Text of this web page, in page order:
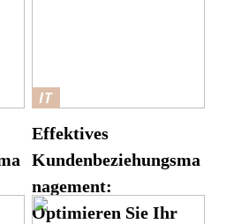
IT
Effektives
Kundenbeziehungsma
nagement:
Optimieren Sie Ihr